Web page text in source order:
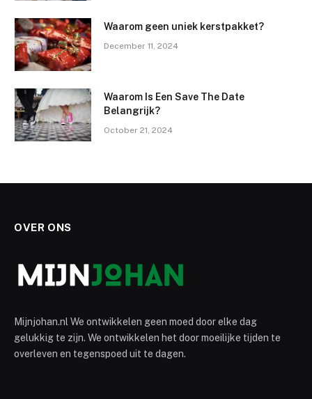
Waarom geen uniek kerstpakket?
December 11, 2024
Waarom Is Een Save The Date
Belangrijk?
October 21, 2024
OVER ONS
Mijnjohan.nl We ontwikkelen geen moed door elke dag
gelukkig te zijn. We ontwikkelen het door moeilijke tijden te
overleven en tegenspoed uit te dagen.